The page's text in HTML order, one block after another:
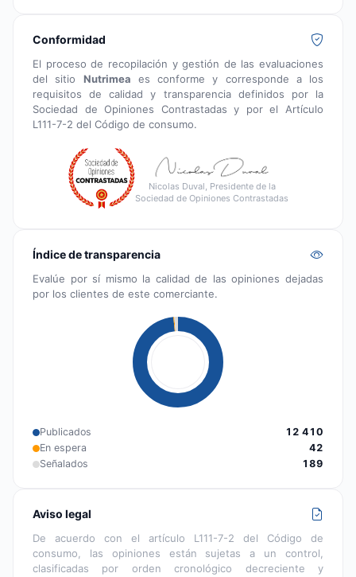
Conformidad
El proceso de recopilación y gestión de las evaluaciones
del sitio Nutrimea es conforme y corresponde a los
requisitos de calidad y transparencia definidos por la
Sociedad de Opiniones Contrastadas y por el Artículo
L111-7-2 del Código de consumo.
Nicolas Duval, Presidente de la
Sociedad de Opiniones Contrastadas
Índice de transparencia
Evalúe por sí mismo la calidad de las opiniones dejadas
por los clientes de este comerciante.
Publicados
12 410
En espera
42
Señalados
189
Aviso legal
De acuerdo con el artículo L111-7-2 del Código de
consumo, las opiniones están sujetas a un control,
clasificadas por orden cronológico decreciente y